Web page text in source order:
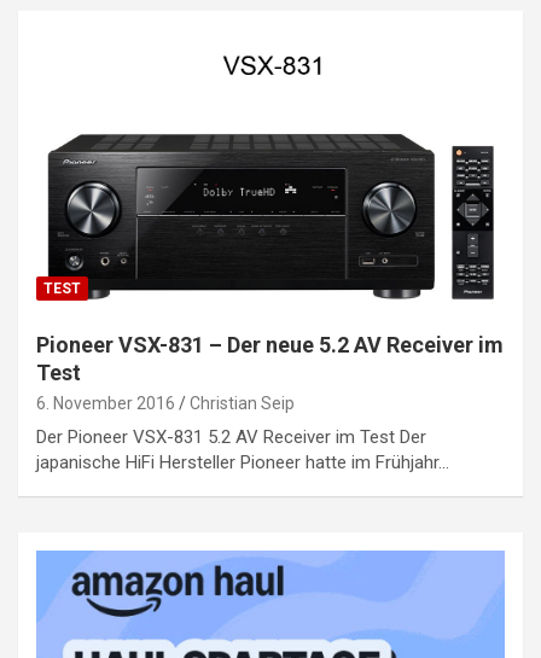
TEST
Pioneer VSX-831 – Der neue 5.2 AV Receiver im
Test
6. November 2016 Christian Seip
Der Pioneer VSX-831 5.2 AV Receiver im Test Der
japanische HiFi Hersteller Pioneer hatte im Frühjahr…